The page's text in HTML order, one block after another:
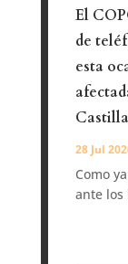
El
de
esta
28 Jul
Como
ante los